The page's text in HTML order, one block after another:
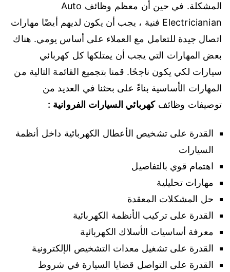
المشكلة. في حين أن معظم وظائف Auto
Electricianian فنية ، يجب أن يكون لديهم أيضًا مهارات
اتصال جيدة للتعامل مع العملاء على أساس يومي. هناك
بعض المهارات التي يجب أن يمتلكها كل كهربائي
سيارات لكي يكون ناجحًا. قمنا بتجميع القائمة التالية من
المهارات الأساسية بناءً على بحثنا في العديد من
توصيفات وظائفكهربائي السيارات الفروانية :
القدرة على تشخيص الأعطال الكهربائية داخل أنظمة
السيارات
اهتمام قوي بالتفاصيل
مهارات تحليلية
حل المشكلات المعقدة
القدرة على تركيب الأنظمة الكهربائية
معرفة أساسيات الأسلاك الكهربائية
القدرة على تشغيل معدات التشخيص الإلكترونية
القدرة على التواصل قضايا السيارة في شروط